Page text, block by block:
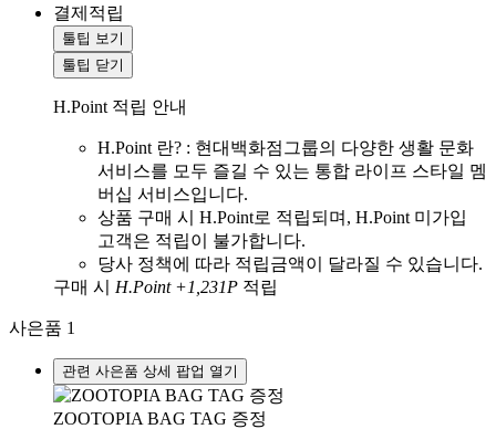
결제적립
툴팁 보기
툴팁 닫기
H.Point 적립 안내
H.Point 란? : 현대백화점그룹의 다양한 생활 문화
서비스를 모두 즐길 수 있는 통합 라이프 스타일 멤
버십 서비스입니다.
상품 구매 시 H.Point로 적립되며, H.Point 미가입
고객은 적립이 불가합니다.
당사 정책에 따라 적립금액이 달라질 수 있습니다.
구매 시 H.Point +1,231P 적립
사은품 1
관련 사은품 상세 팝업 열기
ZOOTOPIA BAG TAG 증정